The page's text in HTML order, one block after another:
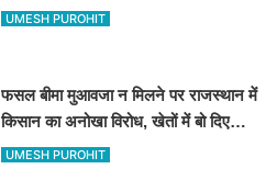
अवकाश, देखें
UMESH PUROHIT
फसल बीमा मुआवजा न मिलने पर राजस्थान में
किसान का अनोखा विरोध, खेतों में बो दिए
500-500 रुपए के नोट, वीडियो वायरल
UMESH PUROHIT